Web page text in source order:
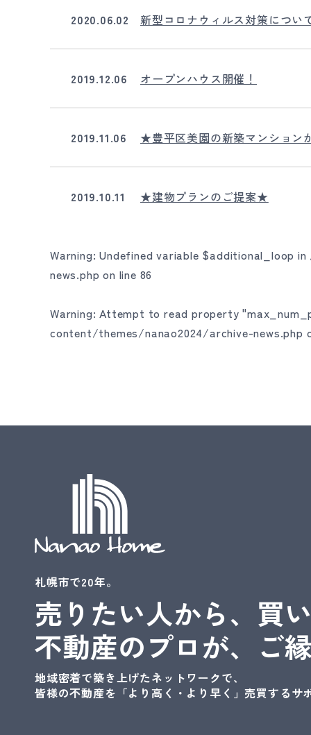
2020.06.02 新型コロナウィルス対策につい
2019.12.06 オープンハウス開催！
2019.11.06 ★豊平区美園の新築マンション
2019.10.11 ★建物プランのご提案★
Warning: Undefined variable $additional_loop in
news.php on line 86
Warning: Attempt to read property
content/themes/nanao2024/archive-news.php
札幌市で20年。
売りたい人から、買
不動産のプロが、ご縁
地域密着で築き上げたネットワークで、
皆様の不動産を 「より高く・より早く」売買するサ